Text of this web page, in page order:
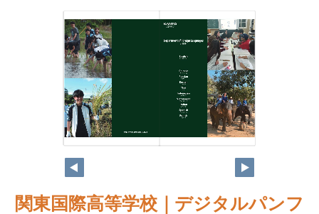
関東国際高等学校｜デジタルパンフ